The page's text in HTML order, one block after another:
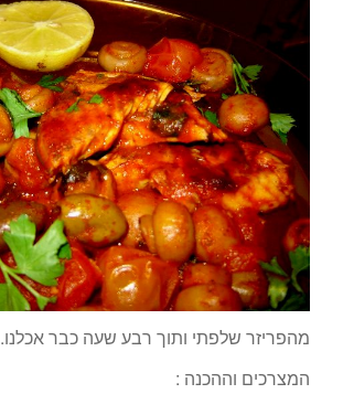
מהפריזר שלפתי ותוך רבע שעה כבר אכלנו.
המצרכים וההכנה :